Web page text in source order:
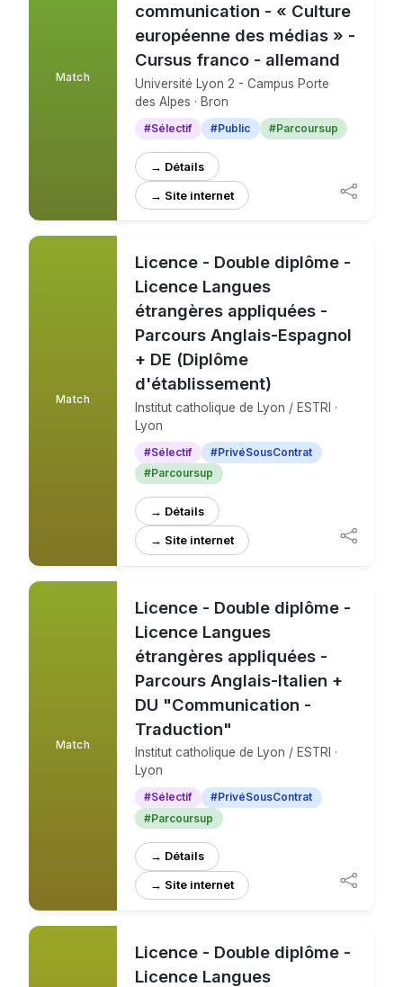
Match
communication - « Culture
européenne des médias » -
Cursus franco - allemand
Université Lyon 2 - Campus Porte
des Alpes · Bron
#Sélectif #Public #Parcoursup
→ Détails
→ Site internet
Match
Licence - Double diplôme -
Licence Langues
étrangères appliquées -
Parcours Anglais-Espagnol
+ DE (Diplôme
d'établissement)
Institut catholique de Lyon / ESTRI ·
Lyon
#Sélectif
#PrivéSousContrat
#Parcoursup
→ Détails
→ Site internet
Match
Licence - Double diplôme -
Licence Langues
étrangères appliquées -
Parcours Anglais-Italien +
DU "Communication -
Traduction"
Institut catholique de Lyon / ESTRI ·
Lyon
#Sélectif
#PrivéSousContrat
#Parcoursup
→ Détails
→ Site internet
Licence - Double diplôme -
Licence Langues